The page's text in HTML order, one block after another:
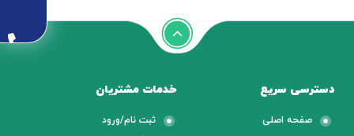
دسترسی سریع خدمات مشتریان
صفحه اصلی
ثبت نام/ورود